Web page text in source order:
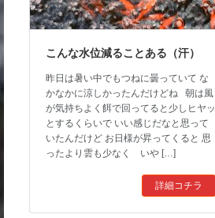
こんな水位減ることある（汗）
昨日は暑い中でもつねに曇っていて な
かなかに涼しかったんだけどね 朝は風
が気持ちよく餌で回ってると少しヒヤッ
とするくらいで いい感じだなと思って
いたんだけど お日様が昇ってくると 思
ったより雲も少なく いや […]
詳細コチラ